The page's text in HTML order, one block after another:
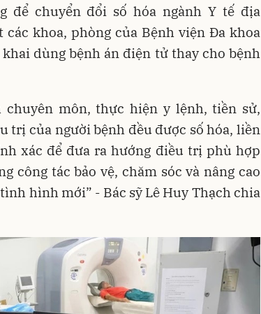
để chuyển đổi số hóa ngành Y tế địa
các khoa, phòng của Bệnh viện Đa khoa
dùng bệnh án điện tử thay cho bệnh
môn, thực hiện y lệnh, tiền sử,
trị của người bệnh đều được số hóa, liền
xác để đưa ra hướng điều trị phù hợp
công tác bảo vệ, chăm sóc và nâng cao
hình mới” - Bác sỹ Lê Huy Thạch chia